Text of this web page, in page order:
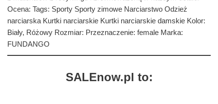
Ocena: Tags: Sporty Sporty zimowe Narciarstwo Odzież
narciarska Kurtki narciarskie Kurtki narciarskie damskie Kolor:
Biały, Różowy Rozmiar: Przeznaczenie: female Marka:
FUNDANGO
SALEnow.pl to: